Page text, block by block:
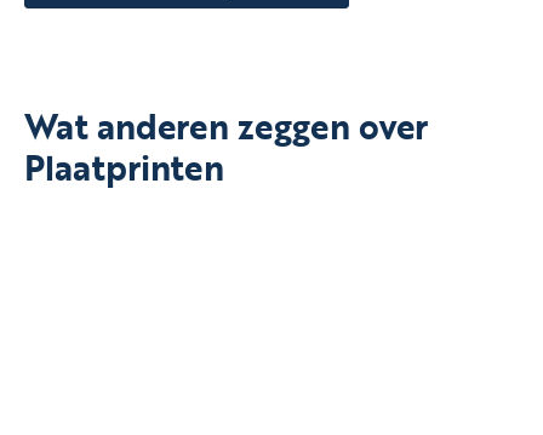
Wat anderen zeggen over
Plaatprinten